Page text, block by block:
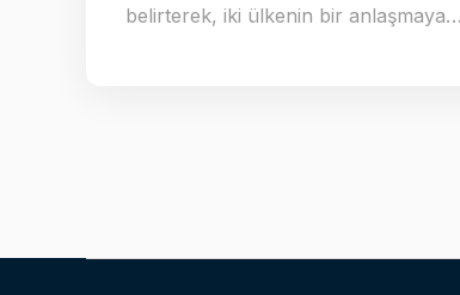
belirterek, iki ülkenin bir anlaşmaya…